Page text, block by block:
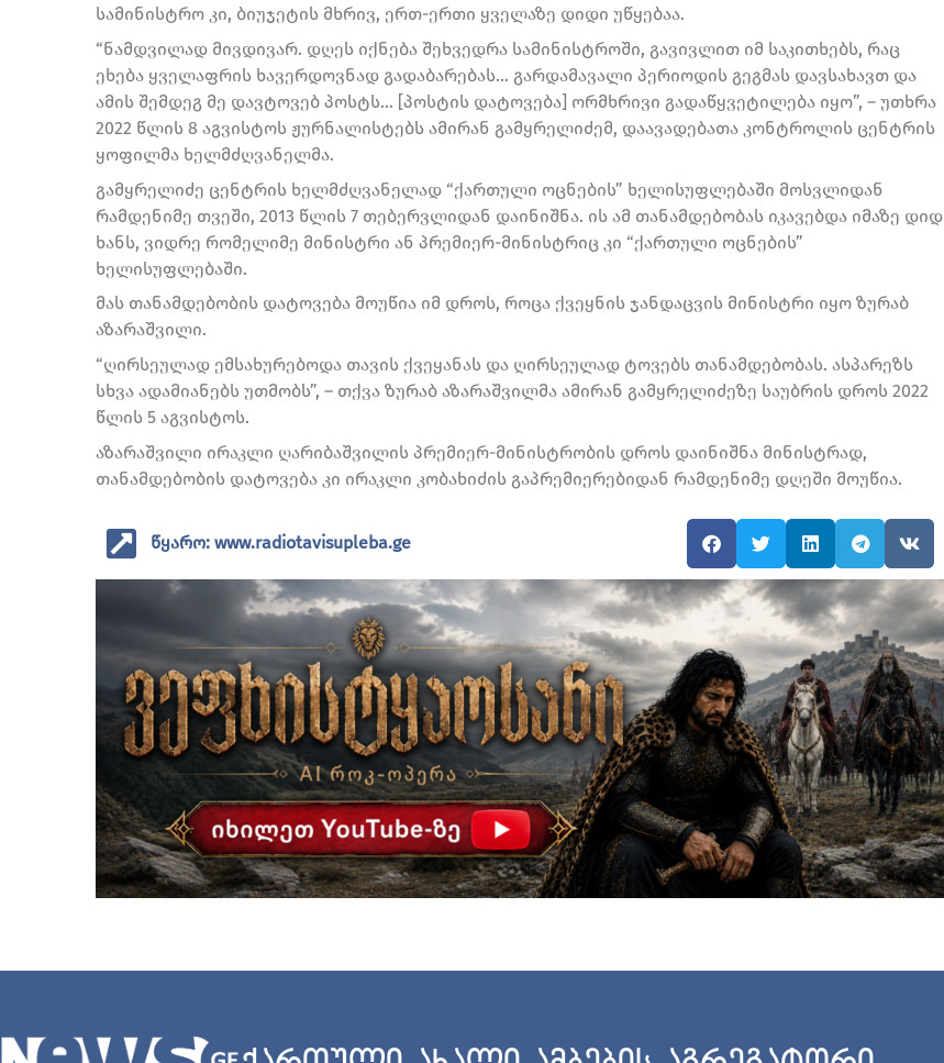
სამინისტრო კი, ბიუჯეტის მხრივ, ერთ-ერთი ყველაზე დიდი უწყებაა.
“ნამდვილად მივდივარ. დღეს იქნება შეხვედრა სამინისტროში, გავივლით იმ საკითხებს, რაც
ეხება ყველაფრის ხავერდოვნად გადაბარებას… გარდამავალი პერიოდის გეგმას დავსახავთ და
ამის შემდეგ მე დავტოვებ პოსტს… [პოსტის დატოვება] ორმხრივი გადაწყვეტილება იყო”, – უთხრა
2022 წლის 8 აგვისტოს ჟურნალისტებს ამირან გამყრელიძემ, დაავადებათა კონტროლის ცენტრის
ყოფილმა ხელმძღვანელმა.
გამყრელიძე ცენტრის ხელმძღვანელად “ქართული ოცნების” ხელისუფლებაში მოსვლიდან
რამდენიმე თვეში, 2013 წლის 7 თებერვლიდან დაინიშნა. ის ამ თანამდებობას იკავებდა იმაზე დიდ
ხანს, ვიდრე რომელიმე მინისტრი ან პრემიერ-მინისტრიც კი “ქართული ოცნების”
ხელისუფლებაში.
მას თანამდებობის დატოვება მოუწია იმ დროს, როცა ქვეყნის ჯანდაცვის მინისტრი იყო ზურაბ
აზარაშვილი.
“ღირსეულად ემსახურებოდა თავის ქვეყანას და ღირსეულად ტოვებს თანამდებობას. ასპარეზს
სხვა ადამიანებს უთმობს”, – თქვა ზურაბ აზარაშვილმა ამირან გამყრელიძეზე საუბრის დროს 2022
წლის 5 აგვისტოს.
აზარაშვილი ირაკლი ღარიბაშვილის პრემიერ-მინისტრობის დროს დაინიშნა მინისტრად,
თანამდებობის დატოვება კი ირაკლი კობახიძის გაპრემიერებიდან რამდენიმე დღეში მოუწია.
წყარო: www.radiotavisupleba.ge